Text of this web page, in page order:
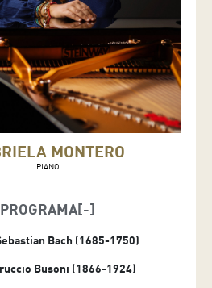
MONTERO
PIANO
PROGRAMA
Bach (1685-1750)
Busoni (1866-1924)